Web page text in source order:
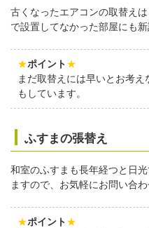
古くなったエアコンの取替え
で設置してなかった部屋にも新
★ポイント★
まだ取替えには早いとお考
もしています。
ふすまの張替え
和室のふすまも長年経つと日
ますので、お気軽にお問い合わ
★ポイント★